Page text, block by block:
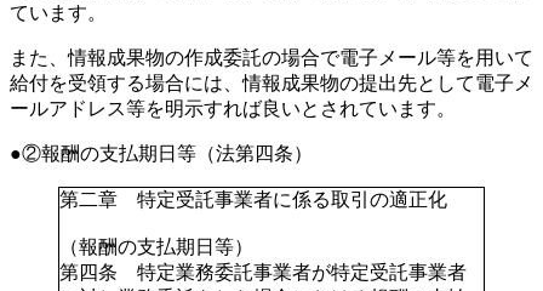
ています。
また、情報成果物の作成委託の場合で電子メール等を用いて
給付を受領する場合には、情報成果物の提出先として電子メ
ールアドレス等を明示すれば良いとされています。
②報酬の支払期日等（法第四条）
第二章 特定受託事業者に係る取引の適正化
（報酬の支払期日等）
第四条 特定業務委託事業者が特定受託事業者